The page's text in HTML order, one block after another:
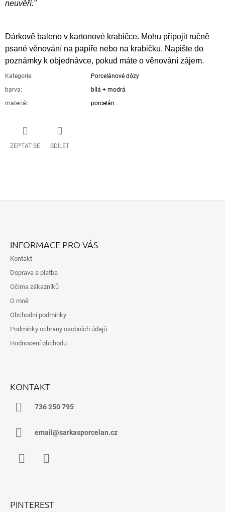
neuvěří."
Dárkově baleno v kartonové krabičce. Mohu připojit ručně
psané věnování na papíře nebo na krabičku. Napište do
poznámky k objednávce, pokud máte o věnování zájem.
Kategorie:
Porcelánové dózy
barva:
bílá + modrá
materiál : porcelán
ZEPTAT SE SDÍLET
INFORMACE PRO VÁS
Kontakt
Doprava a platba
Očima zákazníků
O mně
Obchodní podmínky
Podmínky ochrany osobních údajů
Hodnocení obchodu
KONTAKT
736 250 795
email@sarkasporcelan.cz
PINTEREST